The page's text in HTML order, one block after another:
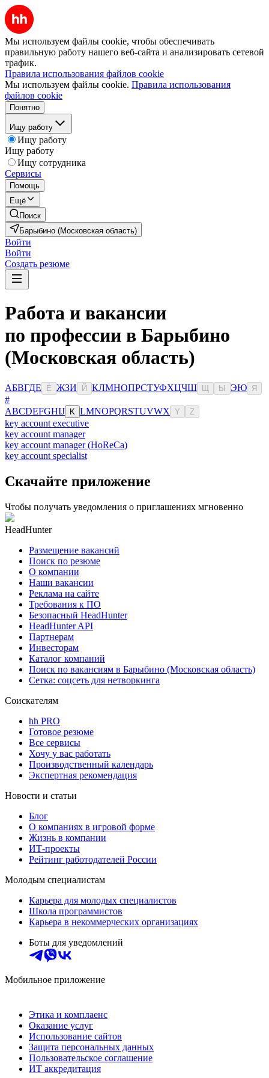
Мы используем файлы cookie, чтобы обеспечивать
правильную работу нашего веб-сайта и анализировать сетевой
трафик.
Правила использования файлов cookie
Мы используем файлы cookie. Правила использования
файлов cookie
Понятно
Ищу работу
Ищу работу
Ищу работу
Ищу сотрудника
Сервисы
Помощь
Ещё
Поиск
Барыбино (Московская область)
Войти
Войти
Создать резюме
Работа и вакансии
по профессии в Барыбино
(Московская область)
АБВГДЕ Ё ЖЗИ Й КЛМНОПРСТУФХЦЧШ Ы ЭЮ Я
#
ABCDEFGHIJ K LMNOPQRSTUVWX Y Z
key account executive
key account manager
key account manager (HoReCa)
key account specialist
Скачайте приложение
Чтобы получать уведомления о приглашениях мгновенно
HeadHunter
Размещение вакансий
Поиск по резюме
О компании
Наши вакансии
Реклама на сайте
Требования к ПО
Безопасный HeadHunter
HeadHunter API
Партнерам
Инвесторам
Каталог компаний
Поиск по вакансиям в Барыбино (Московская область)
Сетка: соцсеть для нетворкинга
Соискателям
hh PRO
Готовое резюме
Все сервисы
Хочу у вас работать
Производственный календарь
Экспертная рекомендация
Новости и статьи
Блог
О компаниях в игровой форме
Жизнь в компании
ИТ-проекты
Рейтинг работодателей России
Молодым специалистам
Карьера для молодых специалистов
Школа программистов
Карьера в некоммерческих организациях
Боты для уведомлений
Мобильное приложение
Этика и комплаенс
Оказание услуг
Использование сайтов
Защита персональных данных
Пользовательское соглашение
ИТ аккредитация